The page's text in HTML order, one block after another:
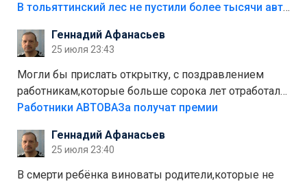
костры,тех надо безбожно штрафовать.Камер полно
Штрафы мизерные.
В тольяттинский лес не пустили более тысячи автомобилей
Геннадий Афанасьев
25 июля 23:43
Могли бы прислать открытку, с поздравлением
работникам,которые больше сорока лет отработали
на предприятии.
Работники АВТОВАЗа получат премии
Геннадий Афанасьев
25 июля 23:40
В смерти ребёнка виноваты родители,которые не